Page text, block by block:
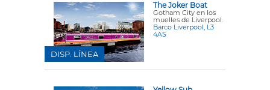
The Joker Boat
Gotham City en los
muelles de Liverpool.
Barco Liverpool, L3
4AS
DISP. LÍNEA